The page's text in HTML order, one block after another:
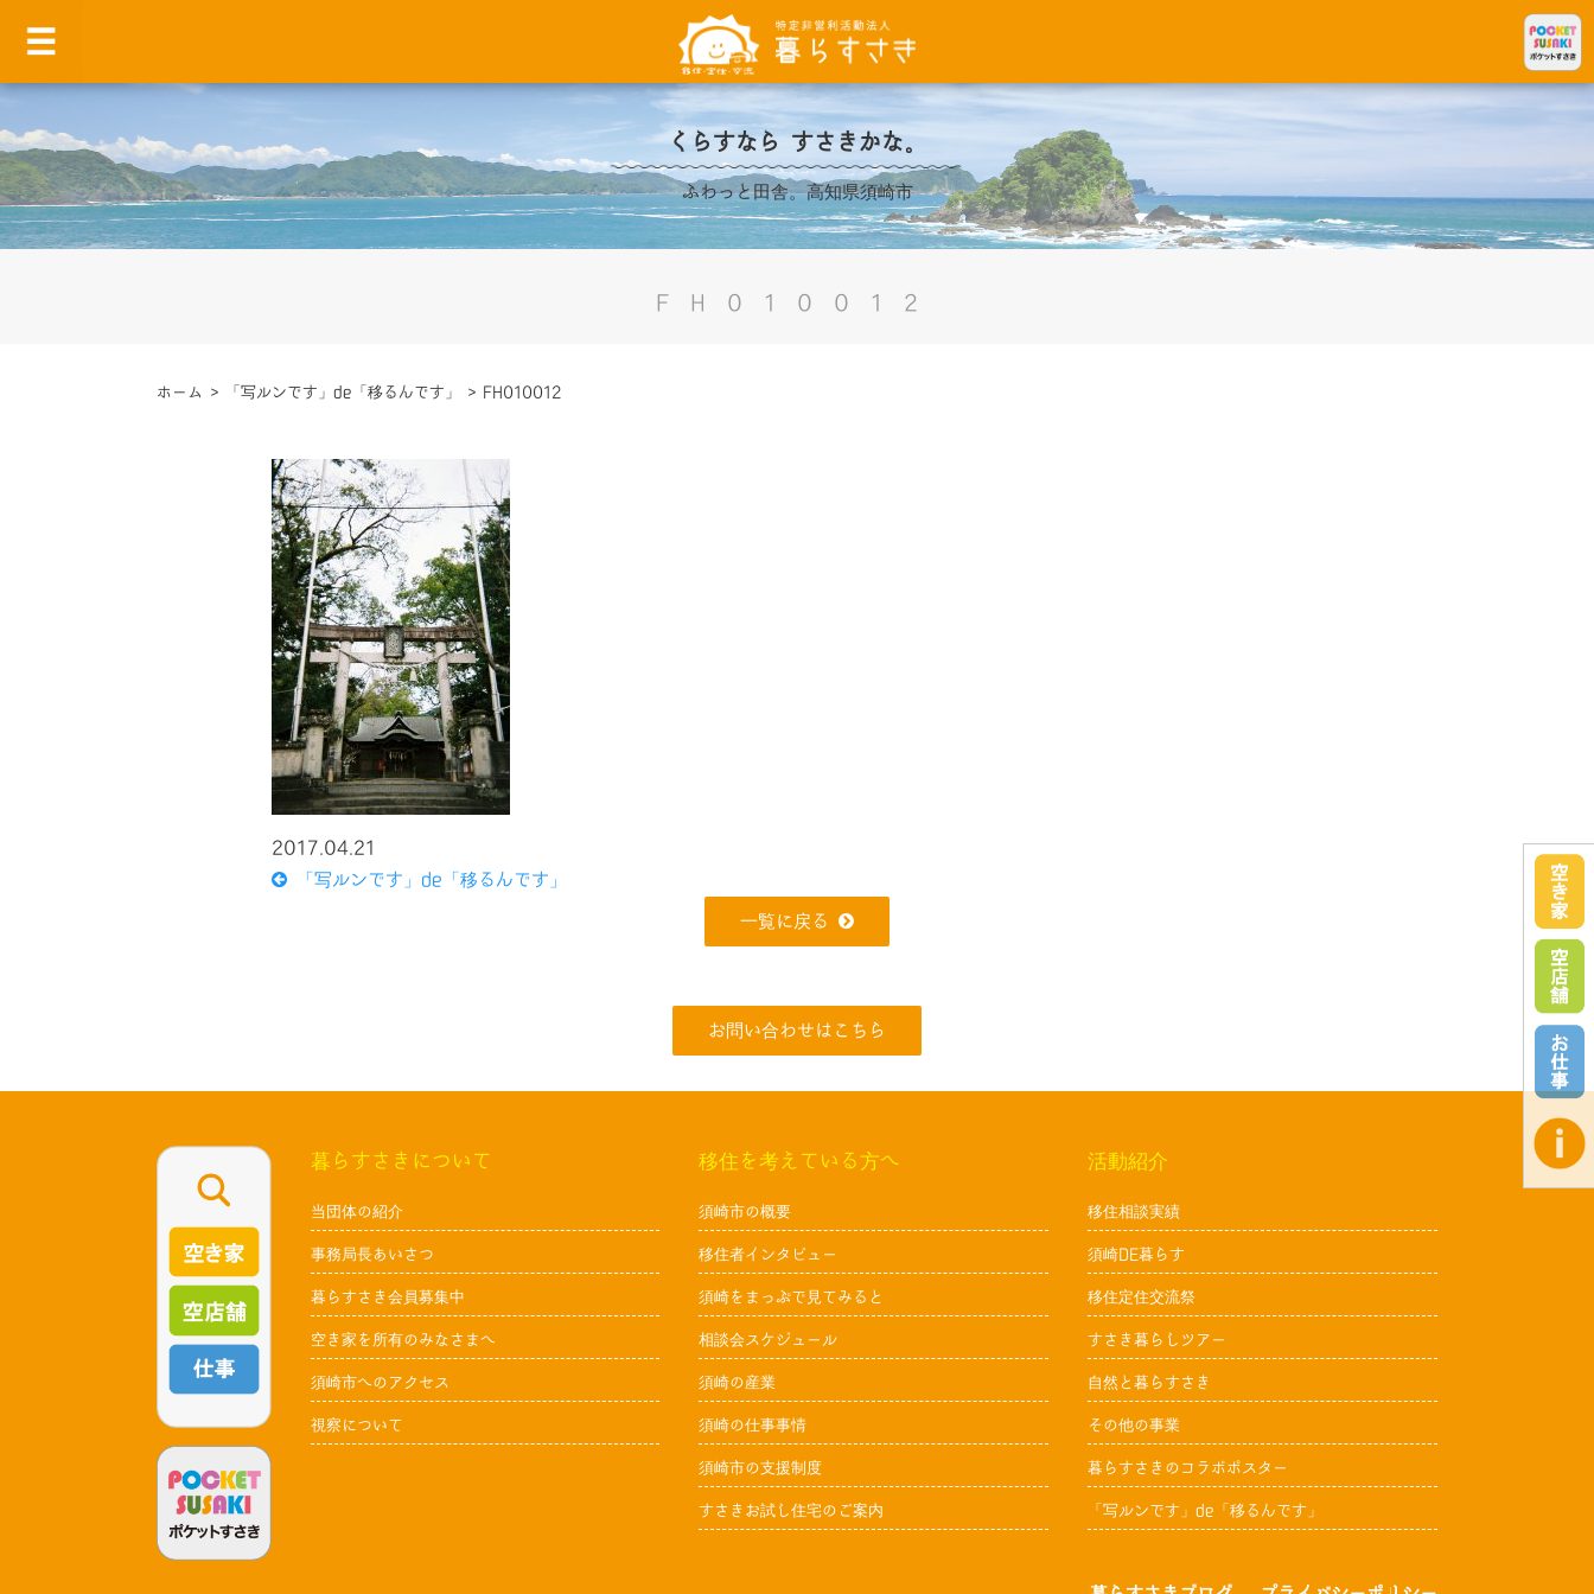
くらすなら すさきかな。
ふわっと田舎。高知県須崎市
FH010012
ホーム > 「写ルンです」de「移るんです」 > FH010012
2017.04.21
「写ルンです」de「移るんです」
一覧に戻る
お問い合わせはこちら
暮らすさきについて
当団体の紹介
事務局長あいさつ
暮らすさき会員募集中
空き家を所有のみなさまへ
須崎市へのアクセス
視察について
移住を考えている方へ
須崎市の概要
移住者インタビュー
須崎をまっぷで見てみると
相談会スケジュール
須崎の産業
須崎の仕事事情
須崎市の支援制度
すさきお試し住宅のご案内
活動紹介
移住相談実績
須崎DE暮らす
移住定住交流祭
すさき暮らしツアー
自然と暮らすさき
その他の事業
暮らすさきのコラボポスター
「写ルンです」de「移るんです」